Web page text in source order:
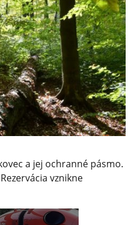
a jej ochranné pásmo.
vznikne